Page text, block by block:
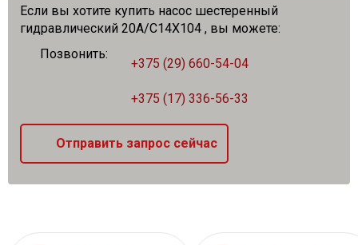
Если вы хотите купить насос шестеренный
гидравлический 20A/C14X104 , вы можете:
Позвонить:
+375 (29) 660-54-04
+375 (17) 336-56-33
Отправить запрос сейчас